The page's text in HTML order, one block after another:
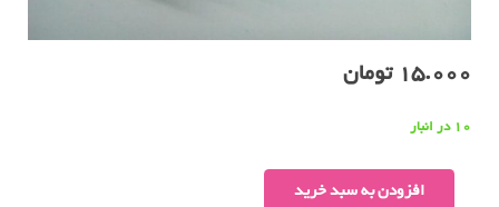
15.000 تومان
10 در انبار
افزودن به سبد خرید